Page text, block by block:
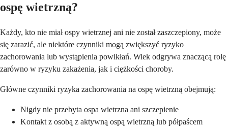
ospę wietrzną?
Każdy, kto nie miał ospy wietrznej ani nie został zaszczepiony, może
się zarazić, ale niektóre czynniki mogą zwiększyć ryzyko
zachorowania lub wystąpienia powikłań. Wiek odgrywa znaczącą rolę
zarówno w ryzyku zakażenia, jak i ciężkości choroby.
Główne czynniki ryzyka zachorowania na ospę wietrzną obejmują:
Nigdy nie przebyta ospa wietrzna ani szczepienie
Kontakt z osobą z aktywną ospą wietrzną lub półpaścem